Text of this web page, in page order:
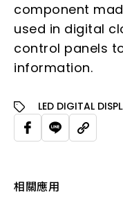
component
used in digital
control panels
information.
LED DIGITAL
相關應用